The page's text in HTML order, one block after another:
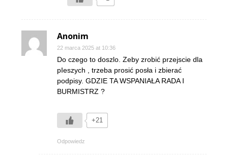
Anonim
22 marca 2025 at 10:36
Do czego to doszlo. Zeby zrobić przejscie dla
pIeszych , trzeba prosić posła i zbierać
podpisy. GDZIE TA WSPANIAŁA RADA I
BURMISTRZ ?
+21
Odpowiedz